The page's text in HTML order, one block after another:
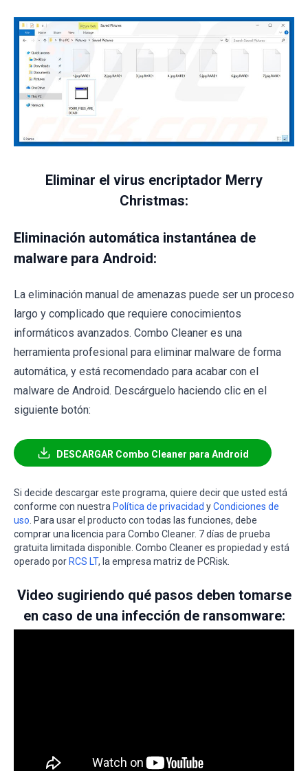
Eliminar el virus encriptador Merry
Christmas:
Eliminación automática instantánea de
malware para Android:
La eliminación manual de amenazas puede ser un proceso
largo y complicado que requiere conocimientos
informáticos avanzados. Combo Cleaner es una
herramienta profesional para eliminar malware de forma
automática, y está recomendado para acabar con el
malware de Android. Descárguelo haciendo clic en el
siguiente botón:
DESCARGAR Combo Cleaner para Android
Si decide descargar este programa, quiere decir que usted está
conforme con nuestra Política de privacidad yCondiciones de
uso . Para usar el producto con todas las funciones, debe
comprar una licencia para Combo Cleaner. 7 días de prueba
gratuita limitada disponible. Combo Cleaner es propiedad y está
operado por RCS LT, la empresa matriz de PCRisk.
Video sugiriendo qué pasos deben tomarse
en caso de una infección de ransomware: